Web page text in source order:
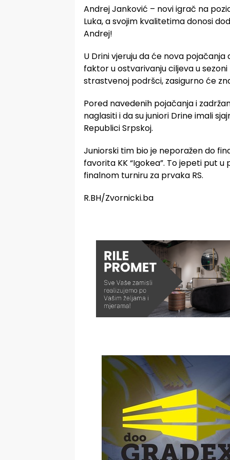
Andrej Janković – novi igrač na
Luka, a svojim kvalitetima donosi
Andrej!
U Drini vjeruju da će nova
faktor u ostvarivanju ciljeva u
strastvenoj podršci, zasigurno će
Pored navedenih pojačanja i
naglasiti i da su juniori Drine imali
Republici Srpskoj.
Juniorski tim bio je neporažen do
favorita KK “Igokea”. To jepeti put
finalnom turniru za prvaka RS.
R.BH/Zvornicki.ba